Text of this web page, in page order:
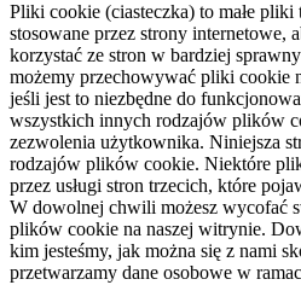
Pliki cookie (ciasteczka) to małe
stosowane przez strony internetowe,
korzystać ze stron w bardziej
możemy przechowywać pliki cookie
jeśli jest to niezbędne do
wszystkich innych rodzajów plików
zezwolenia użytkownika. Niniejsza
rodzajów plików cookie. Niektóre
przez usługi stron trzecich, które
W dowolnej chwili możesz wycofać
plików cookie na naszej witrynie.
kim jesteśmy, jak można się z nami
przetwarzamy dane osobowe w